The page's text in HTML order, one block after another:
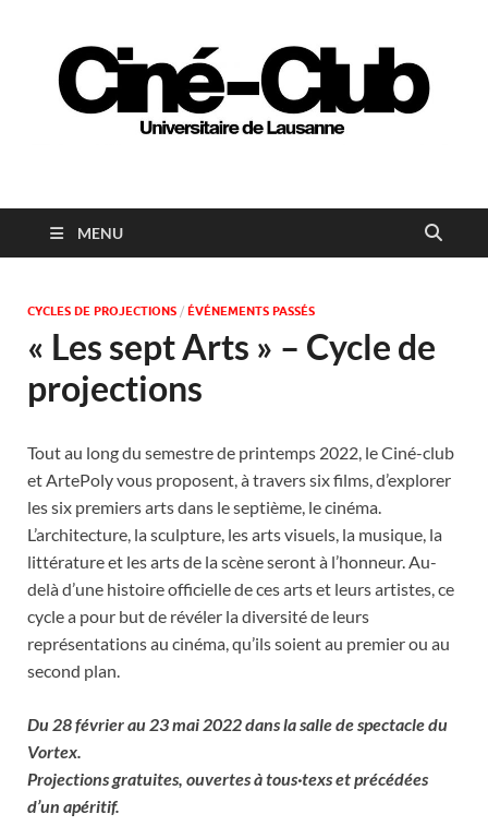
Ciné-club universitaire
de Lausanne
MENU
CYCLES DE PROJECTIONS / ÉVÉNEMENTS PASSÉS
« Les sept Arts » – Cycle de
projections
Tout au long du semestre de printemps 2022, le Ciné-club
et ArtePoly vous proposent, à travers six films, d’explorer
les six premiers arts dans le septième, le cinéma.
L’architecture, la sculpture, les arts visuels, la musique, la
littérature et les arts de la scène seront à l’honneur. Au-
delà d’une histoire officielle de ces arts et leurs artistes, ce
cycle a pour but de révéler la diversité de leurs
représentations au cinéma, qu’ils soient au premier ou au
second plan.
Du 28 février au 23 mai 2022 dans la salle de spectacle du
Vortex.
Projections gratuites, ouvertes à tous·texs et précédées
d’un apéritif.